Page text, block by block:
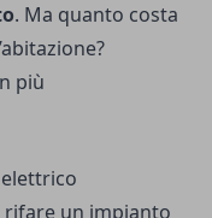
. Ma quanto costa
più
rifare un impianto